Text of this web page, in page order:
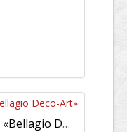
Weinrote Glasblume klein «Bellagio Deco-Art»